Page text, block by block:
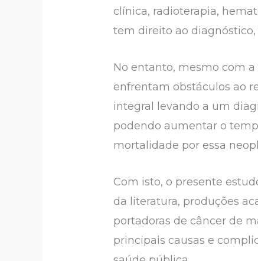
clínica, radioterapia,
tem direito ao diagnóstico,
No entanto, mesmo com a
enfrentam obstáculos ao
integral levando a um
podendo aumentar o
mortalidade por essa
Com isto, o presente
da literatura, produções
portadoras de câncer de
principais causas e